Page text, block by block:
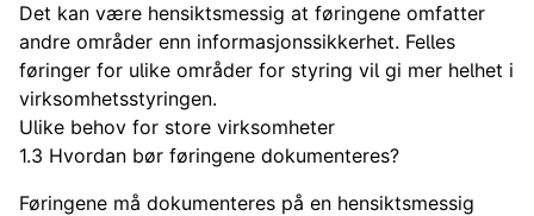
Det kan være hensiktsmessig at føringene omfatter
andre områder enn informasjonssikkerhet. Felles
føringer for ulike områder for styring vil gi mer helhet i
virksomhetsstyringen.
Ulike behov for store virksomheter
1.3 Hvordan bør føringene dokumenteres?
Føringene må dokumenteres på en hensiktsmessig